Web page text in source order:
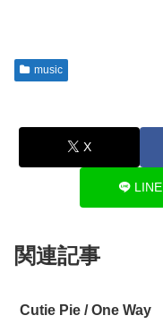
music
X
LINE
関連記事
Cutie Pie / One Way